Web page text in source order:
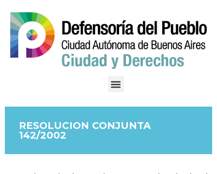
RESOLUCION CONJUNTA
142/2002